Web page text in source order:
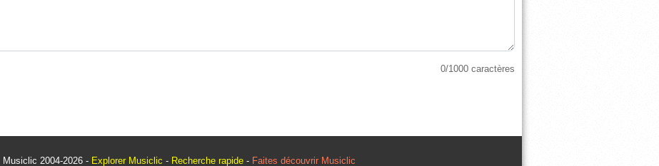
0/1000 caractères
Musiclic 2004-2026 - Explorer Musiclic - Recherche rapide - Faites découvrir Musiclic